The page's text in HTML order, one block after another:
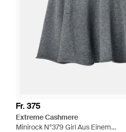
Fr. 375
Extreme Cashmere
Minirock N°379 Girl Aus Einem